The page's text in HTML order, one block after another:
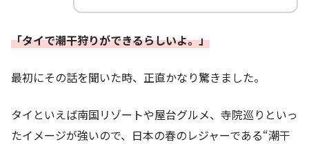
「タイで潮干狩りができるらしいよ。」
最初にその話を聞いた時、正直かなり驚きました。
タイといえば南国リゾートや屋台グルメ、寺院巡りといっ
たイメージが強いので、日本の春のレジャーである“潮干